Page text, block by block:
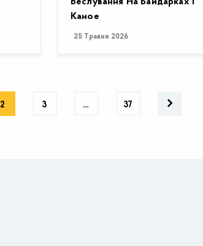
Каное
25 Травня 2026
2 3 … 37